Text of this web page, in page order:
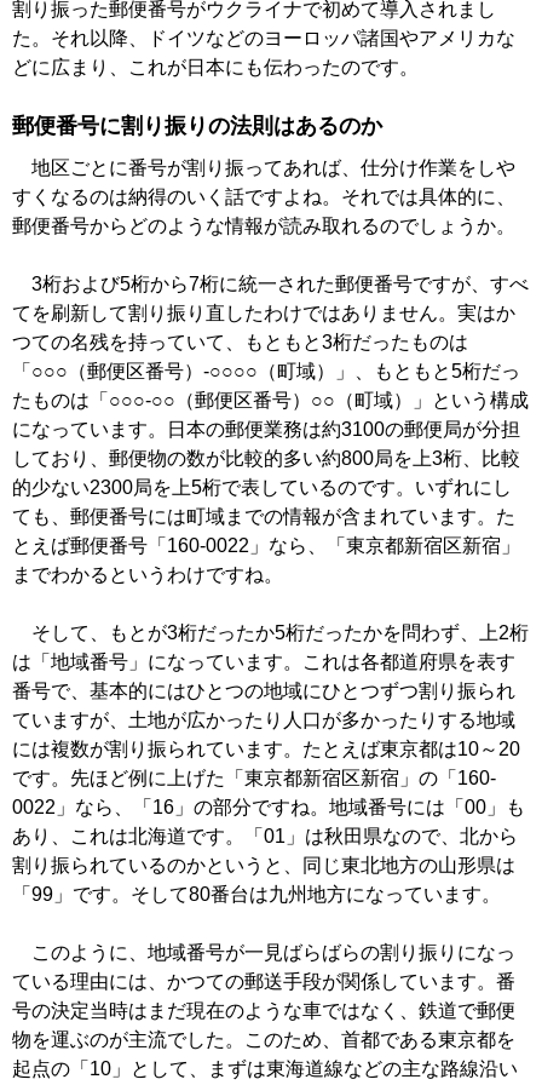
割り振った郵便番号がウクライナで初めて導入されまし
た。それ以降、ドイツなどのヨーロッパ諸国やアメリカな
どに広まり、これが日本にも伝わったのです。
郵便番号に割り振りの法則はあるのか
地区ごとに番号が割り振ってあれば、仕分け作業をしや
すくなるのは納得のいく話ですよね。それでは具体的に、
郵便番号からどのような情報が読み取れるのでしょうか。
3桁および5桁から7桁に統一された郵便番号ですが、すべ
てを刷新して割り振り直したわけではありません。実はか
つての名残を持っていて、もともと3桁だったものは
「○○○（郵便区番号）-○○○○（町域）」、もともと5桁だっ
たものは「○○○-○○（郵便区番号）○○（町域）」という構成
になっています。日本の郵便業務は約3100の郵便局が分担
しており、郵便物の数が比較的多い約800局を上3桁、比較
的少ない2300局を上5桁で表しているのです。いずれにし
ても、郵便番号には町域までの情報が含まれています。た
とえば郵便番号「160-0022」なら、「東京都新宿区新宿」
までわかるというわけですね。
そして、もとが3桁だったか5桁だったかを問わず、上2桁
は「地域番号」になっています。これは各都道府県を表す
番号で、基本的にはひとつの地域にひとつずつ割り振られ
ていますが、土地が広かったり人口が多かったりする地域
には複数が割り振られています。たとえば東京都は10～20
です。先ほど例に上げた「東京都新宿区新宿」の「160-
0022」なら、「16」の部分ですね。地域番号には「00」も
あり、これは北海道です。「01」は秋田県なので、北から
割り振られているのかというと、同じ東北地方の山形県は
「99」です。そして80番台は九州地方になっています。
このように、地域番号が一見ばらばらの割り振りになっ
ている理由には、かつての郵送手段が関係しています。番
号の決定当時はまだ現在のような車ではなく、鉄道で郵便
物を運ぶのが主流でした。このため、首都である東京都を
起点の「10」として、まずは東海道線などの主な路線沿い